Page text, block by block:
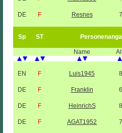
DE F Resnes
Sp ST
Name
EN F Luis1945
DE F Franklin
DE F HeinrichS
DE F AGAT1952